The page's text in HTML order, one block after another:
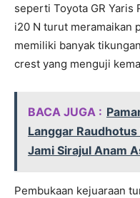
seperti Toyota GR Yaris
i20 N turut meramaikan
memiliki banyak
crest yang menguji
BACA JUGA :
Langgar
Jami Sirajul Anam
Pembukaan kejuaraan